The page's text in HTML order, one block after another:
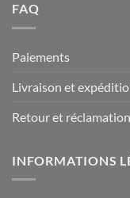
FAQ
Paiements
Livraison et
Retour et réclamation
INFORMATIONS